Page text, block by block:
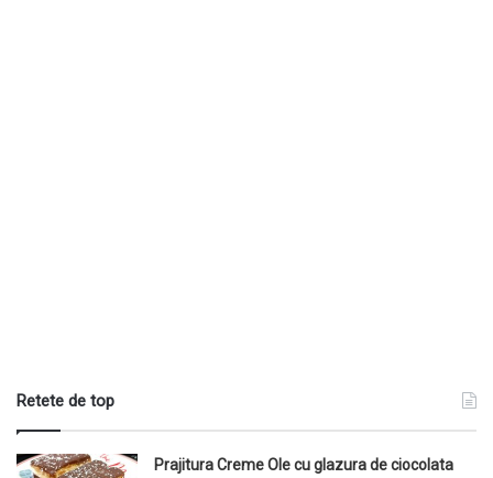
Retete de top
Prajitura Creme Ole cu glazura de ciocolata